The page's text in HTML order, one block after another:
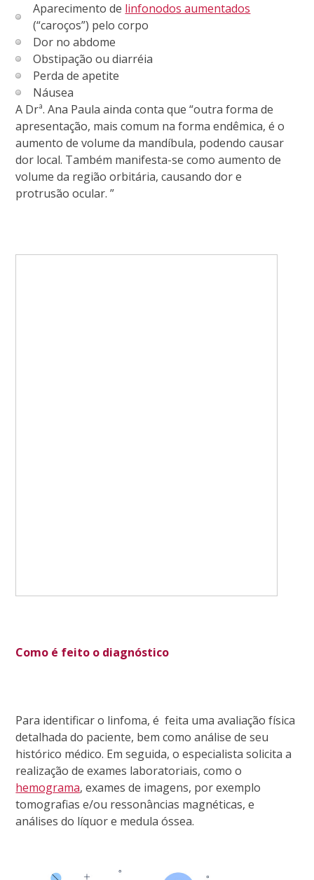
Aparecimento de linfonodos aumentados
(“caroços”) pelo corpo
Dor no abdome
Obstipação ou diarréia
Perda de apetite
Náusea
A Drª. Ana Paula ainda conta que “outra forma de
apresentação, mais comum na forma endêmica, é o
aumento de volume da mandíbula, podendo causar
dor local. Também manifesta-se como aumento de
volume da região orbitária, causando dor e
protrusão ocular. ”
Como é feito o diagnóstico
Para identificar o linfoma, é feita uma avaliação física
detalhada do paciente, bem como análise de seu
histórico médico. Em seguida, o especialista solicita a
realização de exames laboratoriais, como o
hemograma, exames de imagens, por exemplo
tomografias e/ou ressonâncias magnéticas, e
análises do líquor e medula óssea.